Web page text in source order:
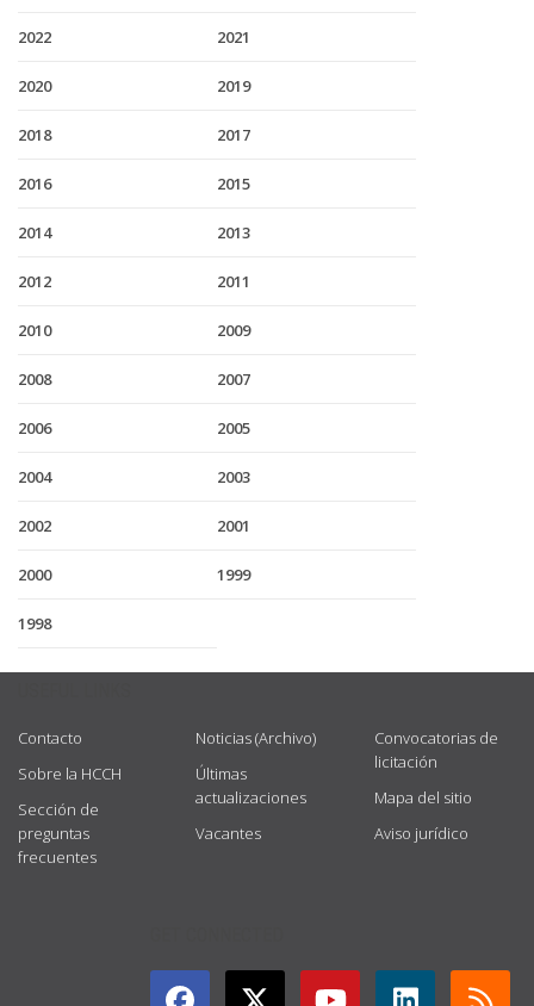
2022 2021
2020 2019
2018 2017
2016 2015
2014 2013
2012 2011
2010 2009
2008 2007
2006 2005
2004 2003
2002 2001
2000 1999
1998
Contacto
Sobre la HCCH
Sección de
preguntas
frecuentes
Noticias (Archivo)
Últimas
actualizaciones
Vacantes
Convocatorias de
licitación
Mapa del sitio
Aviso jurídico